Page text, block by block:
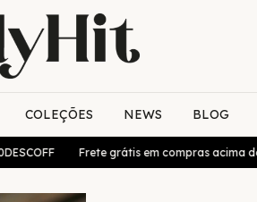
COLEÇÕES NEWS BLOG
Frete grátis em compras acima de R$170!